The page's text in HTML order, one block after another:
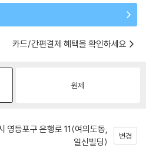
카드/간편결제 혜택을 확인하세요
원제
영등포구 은행로 11(여의도동,
일신빌딩)
변경